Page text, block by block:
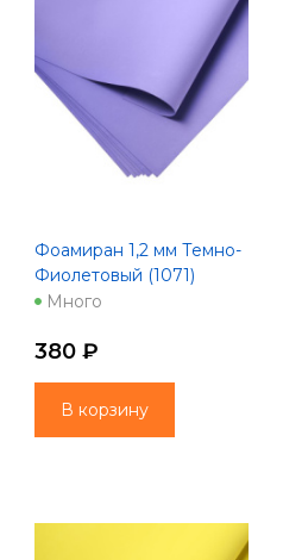
Фоамиран 1,2 мм Темно-
Фиолетовый (1071)
Много
380 ₽
В корзину